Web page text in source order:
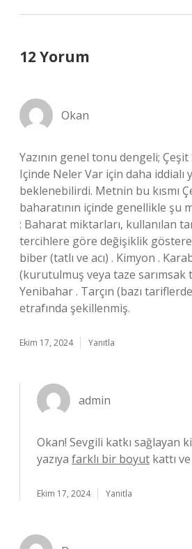
12 Yorum
Okan
Yazının genel tonu dengeli;
Içinde Neler Var için daha iddialı
beklenebilirdi. Metnin bu kısmı
baharatının içinde genellikle şu
: Baharat miktarları, kullanılan
tercihlere göre değişiklik
biber (tatlı ve acı) . Kimyon .
(kurutulmuş veya taze sarımsak
Yenibahar . Tarçın (bazı
etrafında şekillenmiş.
Ekim 17, 2024 Yanıtla
admin
Okan! Sevgili katkı sağlayan
yazıya farklı bir boyut kattı
Ekim 17, 2024 Yanıtla